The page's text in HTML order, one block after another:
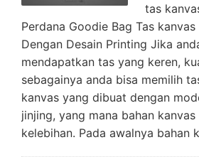
tas
Perdana Goodie Bag Tas
Dengan Desain Printing Jika
mendapatkan tas yang keren,
sebagainya anda bisa memilih
kanvas yang dibuat dengan
jinjing, yang mana bahan
kelebihan. Pada awalnya bahan